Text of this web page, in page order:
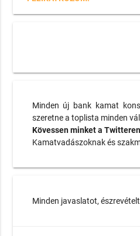
Minden új bank kamat
szeretne a toplista minden
Kövessen minket a
Kamatvadászoknak és
Minden javaslatot,